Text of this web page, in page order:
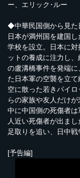
ー、エリック･ルー
◆中華民国側から見
日本が満州国を建国
学校を設立。日本に
ットの養成に注力し
の盧溝橋事件を発端
た日本軍の空襲を立て
空に散った若きパイ
らの家族や友人だけ
中に中国側の死傷者
人近い死傷者が出ま
足取りを追い、日中
[予告編]